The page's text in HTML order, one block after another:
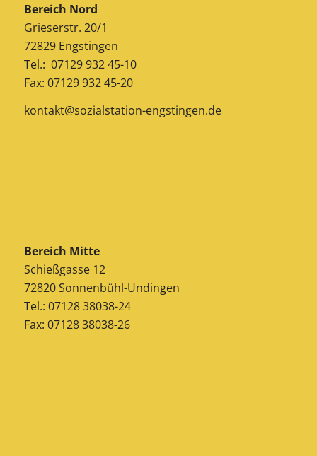
Bereich Nord
Grieserstr. 20/1
72829 Engstingen
Tel.: 07129 932 45-10
Fax: 07129 932 45-20
kontakt@sozialstation-engstingen.de
Bereich Mitte
Schießgasse 12
72820 Sonnenbühl-Undingen
Tel.: 07128 38038-24
Fax: 07128 38038-26